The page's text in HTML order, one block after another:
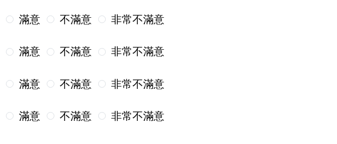
滿意 不滿意 非常不滿意
滿意 不滿意 非常不滿意
滿意 不滿意 非常不滿意
滿意 不滿意 非常不滿意